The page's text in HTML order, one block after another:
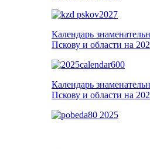
Календарь
Пскову и области на
Календарь
Пскову и области на